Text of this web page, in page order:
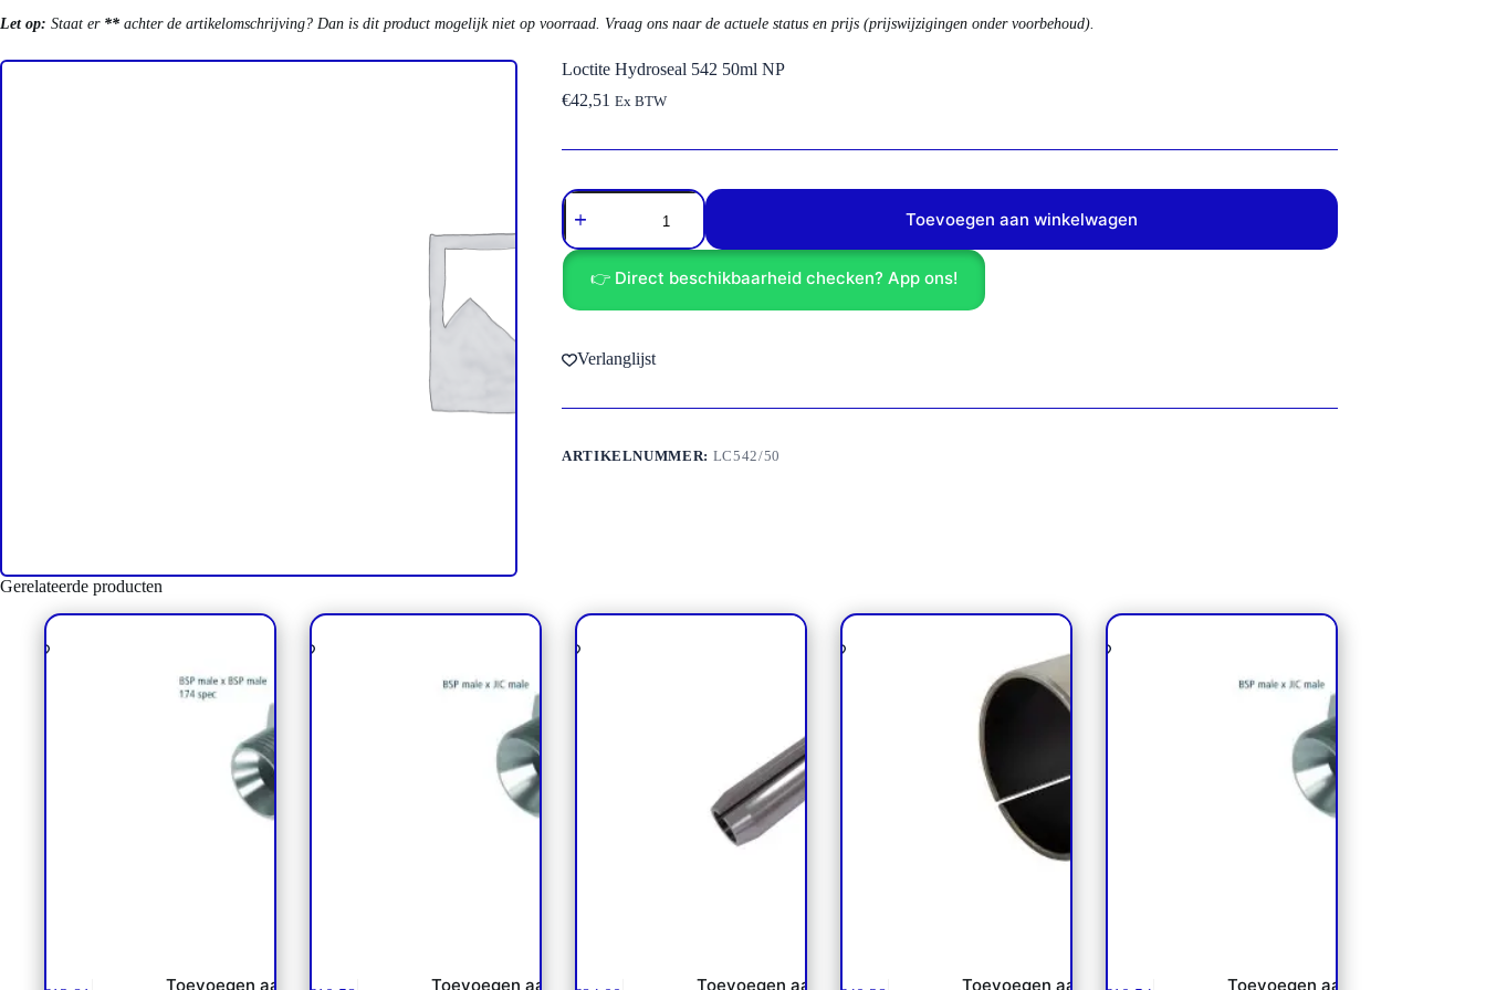
Let op: Staat er ** achter de artikelomschrijving? Dan is dit product mogelijk niet op voorraad. Vraag ons naar de actuele status en prijs (prijswijzigingen onder voorbehoud).
Loctite Hydroseal 542 50ml NP
€42,51 Ex BTW
Loctite
Hydroseal
542
50ml
aantal
Toevoegen aan winkelwagen
👉 Direct beschikbaarheid checken? App ons!
Verlanglijst
ARTIKELNUMMER: LC542/50
Gerelateerde producten
Toevoegen aan Toevoegen aan Toevoegen aan Toevoegen aan Toevoegen aan